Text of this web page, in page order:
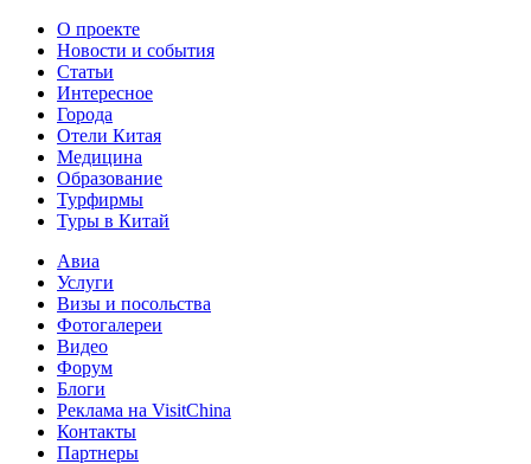
О проекте
Новости и события
Статьи
Интересное
Города
Отели Китая
Медицина
Образование
Турфирмы
Туры в Китай
Авиа
Услуги
Визы и посольства
Фотогалереи
Видео
Форум
Блоги
Реклама на VisitChina
Контакты
Партнеры